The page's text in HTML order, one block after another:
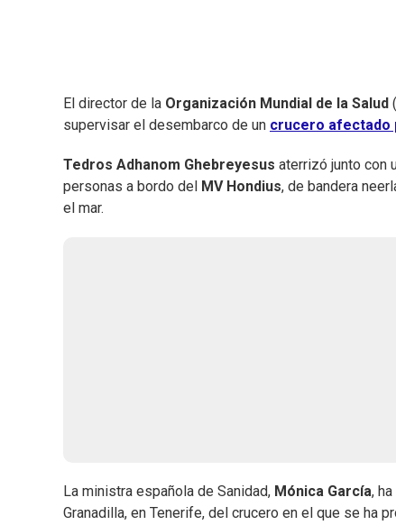
El director de la Organización Mundial de la Salud
supervisar el desembarco de un crucero afectado
Tedros Adhanom Ghebreyesus aterrizó junto con
personas a bordo del
MV Hondius, de bandera
el mar.
La ministra española de Sanidad, Mónica García,
Granadilla, en Tenerife, del crucero en el que se ha